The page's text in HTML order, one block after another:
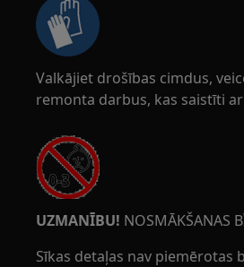
Valkājiet drošības cimdus,
remonta darbus, kas saistīti
UZMANĪBU! NOSMĀKŠANAS
Sīkas detaļas nav piemērotas